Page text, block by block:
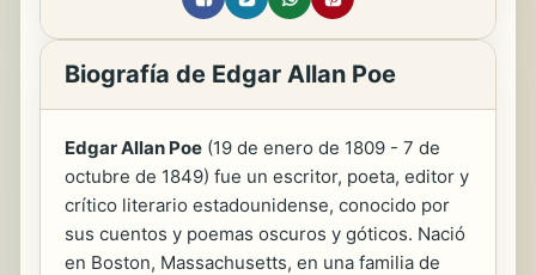
Biografía de Edgar Allan Poe
Edgar Allan Poe (19 de enero de 1809 - 7 de
octubre de 1849) fue un escritor, poeta, editor y
crítico literario estadounidense, conocido por
sus cuentos y poemas oscuros y góticos. Nació
en Boston, Massachusetts, en una familia de